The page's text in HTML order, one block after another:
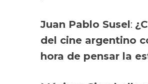
Juan Pablo Susel:
del cine argentino
hora de pensar la